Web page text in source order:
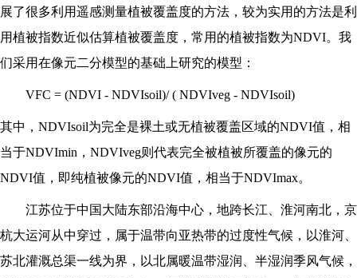
展了很多利用遥感测量植被覆盖度的方法，较为实用的方法是利
用植被指数近似估算植被覆盖度，常用的植被指数为NDVI。我
们采用在像元二分模型的基础上研究的模型：
VFC = (NDVI - NDVIsoil)/ ( NDVIveg - NDVIsoil)
其中，NDVIsoil为完全是裸土或无植被覆盖区域的NDVI值，相
当于NDVImin，NDVIveg则代表完全被植被所覆盖的像元的
NDVI值，即纯植被像元的NDVI值，相当于NDVImax。
江苏位于中国大陆东部沿海中心，地跨长江、淮河南北，京
杭大运河从中穿过，属于温带向亚热带的过度性气候，以淮河、
苏北灌溉总渠一线为界，以北属暖温带湿润、半湿润季风气候，